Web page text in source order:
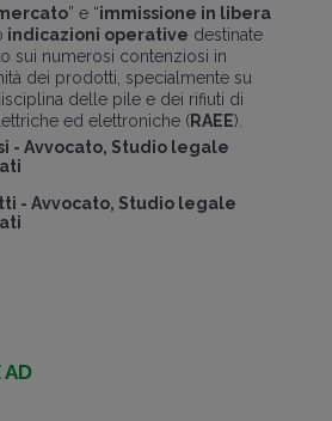
” e “immissione in libera
indicazioni operative destinate
sui numerosi contenziosi in
dei prodotti, specialmente su
delle pile e dei rifiuti di
ed elettroniche (RAEE).
- Avvocato, Studio legale
- Avvocato, Studio legale
AD